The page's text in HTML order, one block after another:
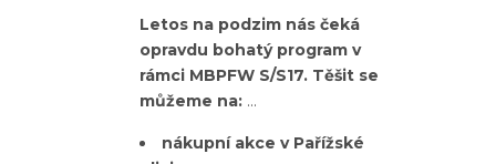
Letos na podzim nás čeká
opravdu bohatý program v
rámci MBPFW S/S17. Těšit se
můžeme na:
nákupní akce v Pařížské